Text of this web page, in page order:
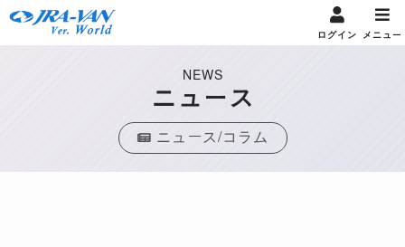
ログイン メニュー
NEWS
ニュース
ニュース/コラム